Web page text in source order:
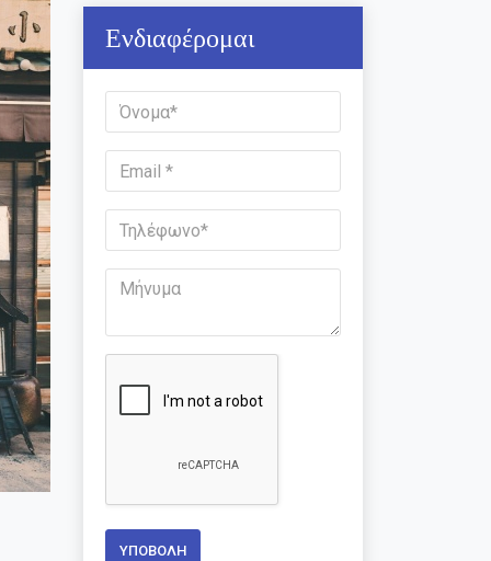
Ενδιαφέρομαι
ΥΠΟΒΟΛΉ